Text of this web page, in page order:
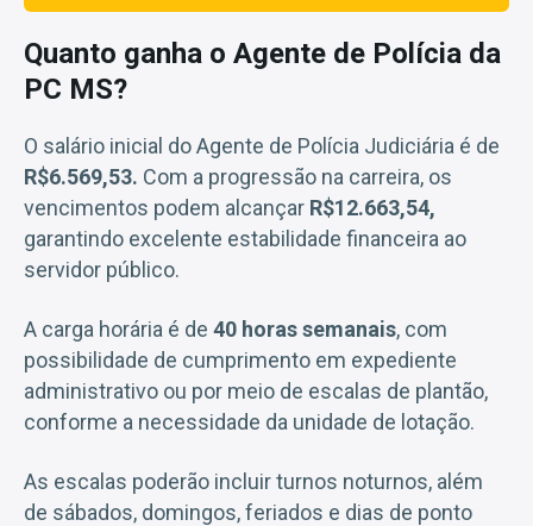
Quanto ganha o Agente de Polícia da
PC MS?
O salário inicial do Agente de Polícia Judiciária é de
R$6.569,53. Com a progressão na carreira, os
vencimentos podem alcançar R$12.663,54,
garantindo excelente estabilidade financeira ao
servidor público.
A carga horária é de 40 horas semanais, com
possibilidade de cumprimento em expediente
administrativo ou por meio de escalas de plantão,
conforme a necessidade da unidade de lotação.
As escalas poderão incluir turnos noturnos, além
de sábados, domingos, feriados e dias de ponto